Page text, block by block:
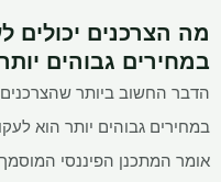
מה הצרכנים יכולים
במחירים גבוהים
הדבר החשוב ביותר שהצרכנים